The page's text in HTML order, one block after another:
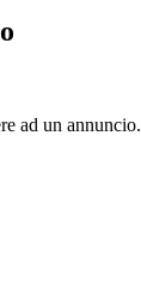
ad un annuncio.